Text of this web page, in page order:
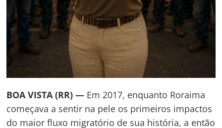
BOA VISTA (RR) — Em 2017, enquanto Roraima
começava a sentir na pele os primeiros impactos
do maior fluxo migratório de sua história, a então